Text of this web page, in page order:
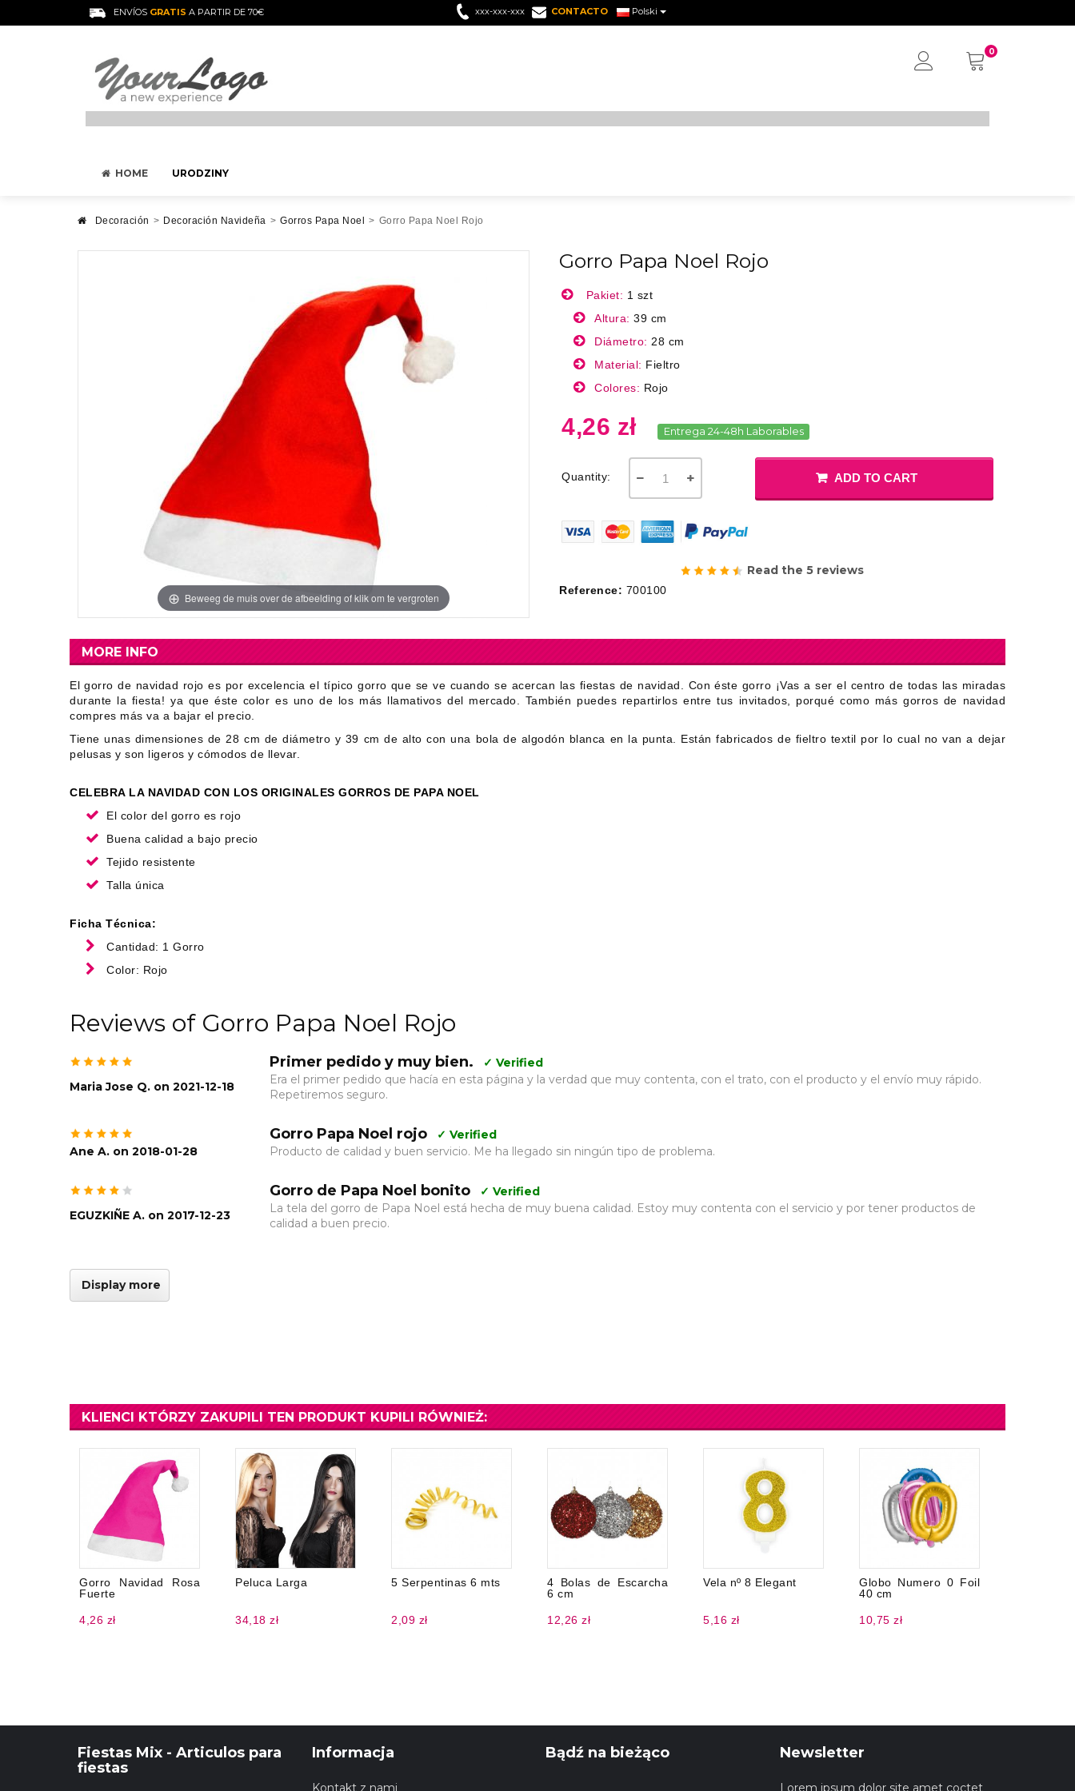
ENVÍOS GRATIS A PARTIR DE 70€ xxx-xxx-xxx CONTACTO Polski
0
HOME URODZINY
Decoración > Decoración Navideña > Gorros Papa Noel > Gorro Papa Noel Rojo
Gorro Papa Noel Rojo
Beweeg de muis over de afbeelding of klik om te vergroten
Pakiet: 1 szt
Altura: 39 cm
Diámetro: 28 cm
Material: Fieltro
Colores: Rojo
4,26 zł Entrega 24-48h Laborables
Quantity: ADD TO CART
Read the 5 reviews
Reference: 700100
MORE INFO
El gorro de navidad rojo es por excelencia el típico gorro que se ve cuando se acercan las fiestas de navidad. Con éste gorro ¡Vas a ser el centro de todas las miradas
durante la fiesta! ya que éste color es uno de los más llamativos del mercado. También puedes repartirlos entre tus invitados, porqué como más gorros de navidad
compres más va a bajar el precio.
Tiene unas dimensiones de 28 cm de diámetro y 39 cm de alto con una bola de algodón blanca en la punta. Están fabricados de fieltro textil por lo cual no van a dejar
pelusas y son ligeros y cómodos de llevar.
CELEBRA LA NAVIDAD CON LOS ORIGINALES GORROS DE PAPA NOEL
El color del gorro es rojo
Buena calidad a bajo precio
Tejido resistente
Talla única
Ficha Técnica:
Cantidad: 1 Gorro
Color: Rojo
Reviews of Gorro Papa Noel Rojo
Primer pedido y muy bien.
✓ Verified
Maria Jose Q. on 2021-12-18
Era el primer pedido que hacía en esta página y la verdad que muy contenta, con el trato, con el producto y el envío muy rápido.
Repetiremos seguro.
Gorro Papa Noel rojo
✓ Verified
Ane A. on 2018-01-28
Producto de calidad y buen servicio. Me ha llegado sin ningún tipo de problema.
Gorro de Papa Noel bonito
✓ Verified
EGUZKIÑE A. on 2017-12-23
La tela del gorro de Papa Noel está hecha de muy buena calidad. Estoy muy contenta con el servicio y por tener productos de
calidad a buen precio.
Display more
KLIENCI KTÓRZY ZAKUPILI TEN PRODUKT KUPILI RÓWNIEŻ:
Gorro Navidad Rosa
Fuerte
4,26 zł
Peluca Larga
34,18 zł
5 Serpentinas 6 mts
2,09 zł
4 Bolas de Escarcha
6 cm
12,26 zł
Vela nº 8 Elegant
5,16 zł
Globo Numero 0 Foil
40 cm
10,75 zł
Fiestas Mix - Articulos para
fiestas
Informacja
Kontakt z nami
Bądź na bieżąco Newsletter
Lorem ipsum dolor site amet coctet